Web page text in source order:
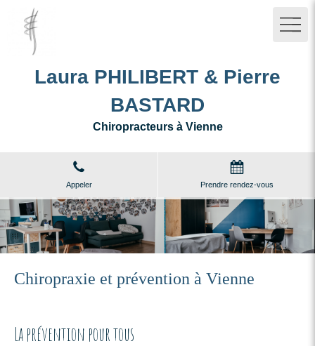
Laura PHILIBERT & Pierre
BASTARD
Chiropracteurs à Vienne
Appeler Prendre rendez-vous
Chiropraxie et prévention à Vienne
La prévention pour tous